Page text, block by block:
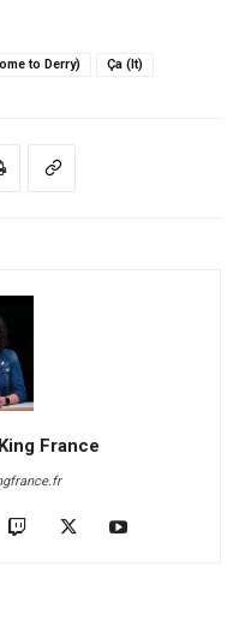
to Derry) Ça (It)
France